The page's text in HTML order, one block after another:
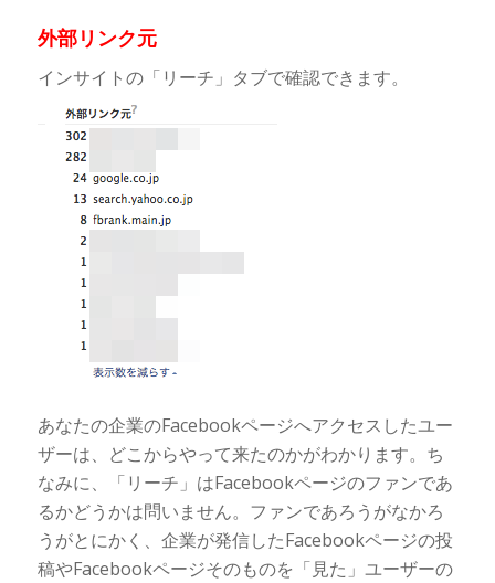
外部リンク元
インサイトの「リーチ」タブで確認できます。
あなたの企業のFacebookページへアクセスしたユー
ザーは、どこからやって来たのかがわかります。ち
なみに、「リーチ」はFacebookページのファンであ
るかどうかは問いません。ファンであろうがなかろ
うがとにかく、企業が発信したFacebookページの投
稿やFacebookページそのものを「見た」ユーザーの